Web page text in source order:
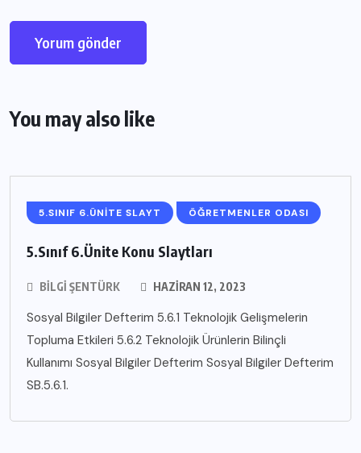
You may also like
5.SINIF 6.ÜNİTE SLAYT ÖĞRETMENLER ODASI
5.Sınıf 6.Ünite Konu Slaytları
BILGI ŞENTÜRK HAZIRAN 12, 2023
Sosyal Bilgiler Defterim 5.6.1 Teknolojik Gelişmelerin
Topluma Etkileri 5.6.2 Teknolojik Ürünlerin Bilinçli
Kullanımı Sosyal Bilgiler Defterim Sosyal Bilgiler Defterim
SB.5.6.1.